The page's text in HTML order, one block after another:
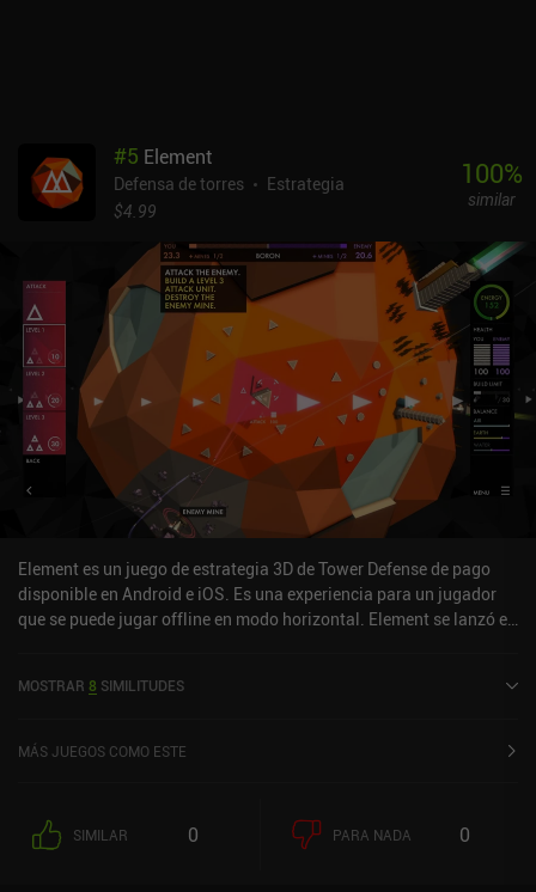
#5 Element
Defensa de torres
Estrategia
$4.99
100%
similar
Element es un juego de estrategia 3D de Tower Defense de pago
disponible en Android e iOS. Es una experiencia para un jugador
que se puede jugar offline en modo horizontal. Element se lanzó en
MOSTRAR 8 SIMILITUDES
MÁS JUEGOS COMO ESTE
SIMILAR 0 PARA NADA 0